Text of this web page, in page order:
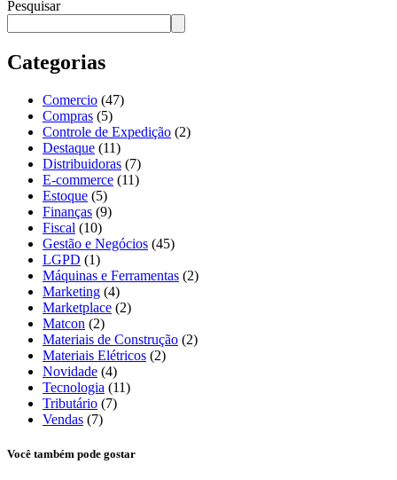
Pesquisar
Categorias
Comercio (47)
Compras (5)
Controle de Expedição (2)
Destaque (11)
Distribuidoras (7)
E-commerce (11)
Estoque (5)
Finanças (9)
Fiscal (10)
Gestão e Negócios (45)
LGPD (1)
Máquinas e Ferramentas (2)
Marketing (4)
Marketplace (2)
Matcon (2)
Materiais de Construção (2)
Materiais Elétricos (2)
Novidade (4)
Tecnologia (11)
Tributário (7)
Vendas (7)
Você também pode gostar